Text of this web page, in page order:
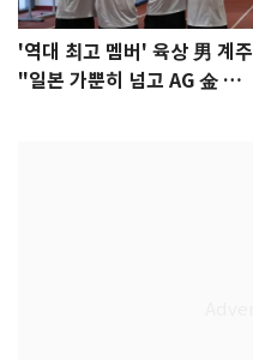
'역대 최고 멤버' 육상 男 계주
"일본 가뿐히 넘고 AG 金 따겠